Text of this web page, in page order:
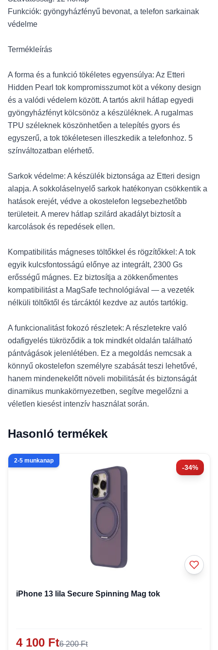
Funkciók: gyöngyházfényű bevonat, a telefon sarkainak
védelme
Termékleírás
A forma és a funkció tökéletes egyensúlya: Az Etteri
Hidden Pearl tok kompromisszumot köt a vékony design
és a valódi védelem között. A tartós akril hátlap egyedi
gyöngyházfényt kölcsönöz a készüléknek. A rugalmas
TPU széleknek köszönhetően a telepítés gyors és
egyszerű, a tok tökéletesen illeszkedik a telefonhoz. 5
színváltozatban elérhető.
Sarkok védelme: A készülék biztonsága az Etteri design
alapja. A sokkoláselnyelő sarkok hatékonyan csökkentik a
hatások erejét, védve a okostelefon legsebezhetőbb
területeit. A merev hátlap szilárd akadályt biztosít a
karcolások és repedések ellen.
Kompatibilitás mágneses töltőkkel és rögzítőkkel: A tok
egyik kulcsfontosságú előnye az integrált, 2300 Gs
erősségű mágnes. Ez biztosítja a zökkenőmentes
kompatibilitást a MagSafe technológiával — a vezeték
nélküli töltőktől és tárcáktól kezdve az autós tartókig.
A funkcionalitást fokozó részletek: A részletekre való
odafigyelés tükröződik a tok mindkét oldalán található
pántvágások jelenlétében. Ez a megoldás nemcsak a
könnyű okostelefon személyre szabását teszi lehetővé,
hanem mindenekelőtt növeli mobilitását és biztonságát
dinamikus munkakörnyezetben, segítve megelőzni a
véletlen kiesést intenzív használat során.
Hasonló termékek
-34%
2-5 munkanap
iPhone 13 lila Secure Spinning Mag tok
4 100 Ft6 200 Ft